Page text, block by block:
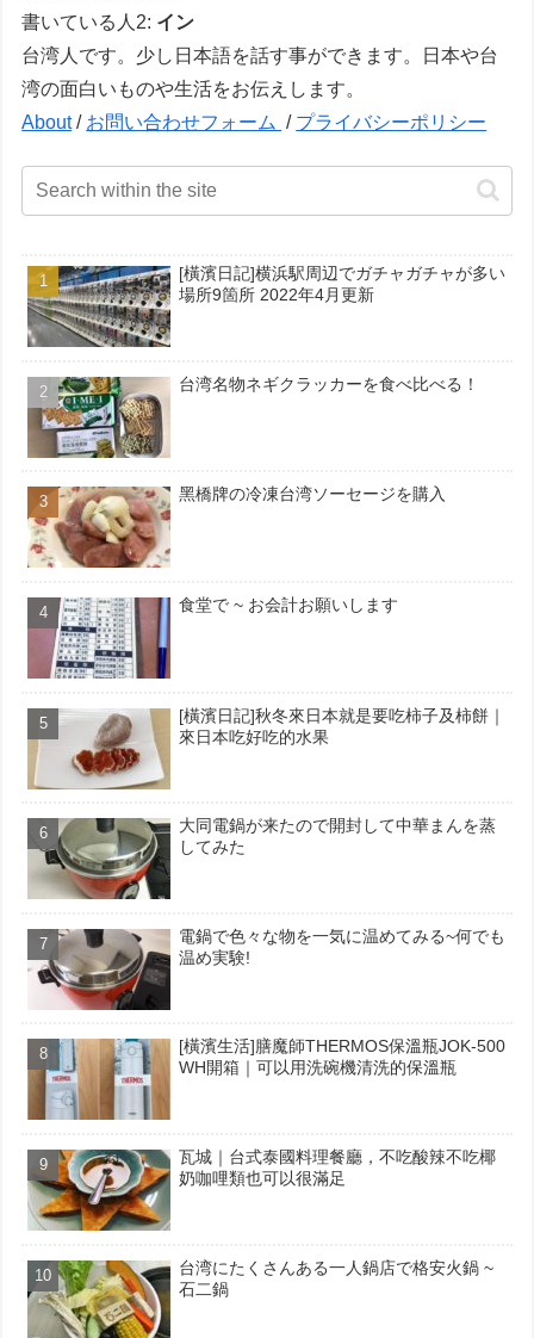
書いている人2: イン
台湾人です。少し日本語を話す事ができます。日本や台
湾の面白いものや生活をお伝えします。
About/ お問い合わせフォーム / プライバシーポリシー
[橫濱日記]横浜駅周辺でガチャガチャが多い
場所9箇所 2022年4月更新
台湾名物ネギクラッカーを食べ比べる！
黑橋牌の冷凍台湾ソーセージを購入
食堂で ~ お会計お願いします
[橫濱日記]秋冬來日本就是要吃柿子及柿餅｜
來日本吃好吃的水果
大同電鍋が来たので開封して中華まんを蒸
してみた
電鍋で色々な物を一気に温めてみる~何でも
温め実験!
[橫濱生活]膳魔師THERMOS保溫瓶JOK-500
WH開箱｜可以用洗碗機清洗的保溫瓶
瓦城｜台式泰國料理餐廳，不吃酸辣不吃椰
奶咖哩類也可以很滿足
台湾にたくさんある一人鍋店で格安火鍋 ~
石二鍋